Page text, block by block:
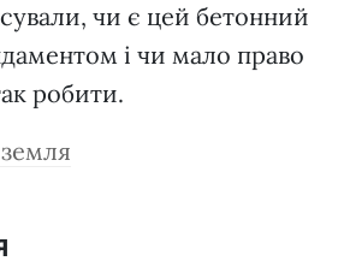
чи є цей бетонний
і чи мало право
робити.
земля